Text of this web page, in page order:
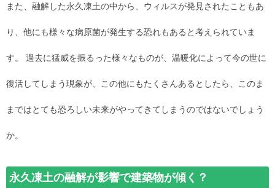
また、融解した永久凍土の中から、ウィルスが発見されたこともあ
り、他にも様々な病原菌が発生する恐れもあると考えられていま
す。 過去に猛威を振るった様々なものが、温暖化によって今の世に
復活してしまう現象が、この他にもたくさんあるとしたら、このま
まではとても恐ろしい未来がやってきてしまうのではないでしょう
か。
永久凍土の融解が影響で建築物が傾く？